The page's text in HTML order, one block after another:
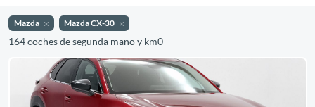
Mazda Mazda CX-30
164 coches de segunda mano y km0